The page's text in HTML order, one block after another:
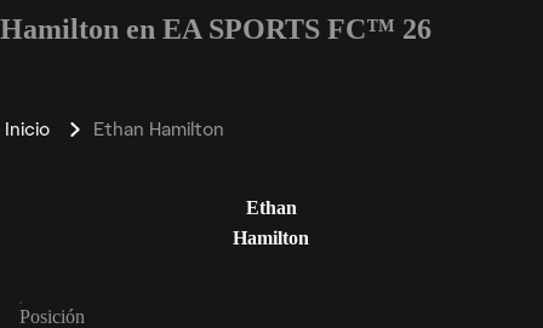
Hamilton en EA SPORTS FC™ 26
Inicio Ethan Hamilton
Ethan
Hamilton
Posición